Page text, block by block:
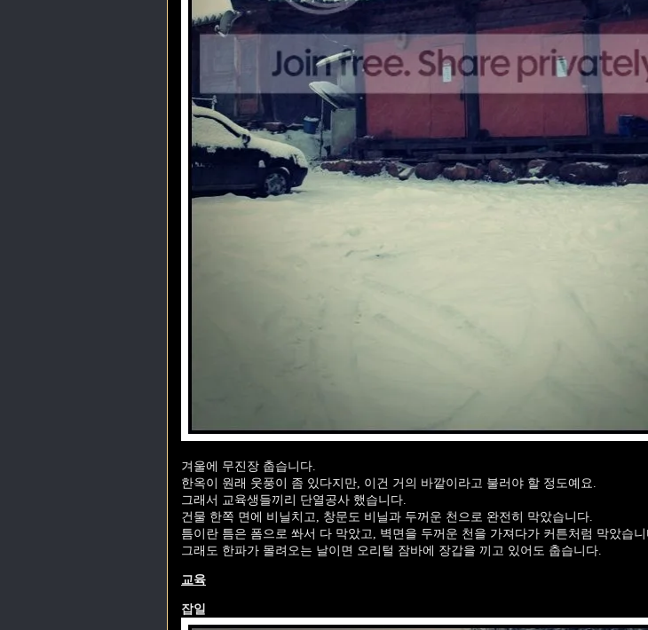
겨울에 무진장 춥습니다.
한옥이 원래 웃풍이 좀 있다지만, 이건 거의 바깥이라고 불러야 할 정도예요.
그래서 교육생들끼리 단열공사 했습니다.
건물 한쪽 면에 비닐치고, 창문도 비닐과 두꺼운 천으로 완전히 막았습니다.
틈이란 틈은 폼으로 쏴서 다 막았고, 벽면을 두꺼운 천을 가져다가 커튼처럼 막았습니
그래도 한파가 몰려오는 날이면 오리털 잠바에 장갑을 끼고 있어도 춥습니다.
교육
잡일